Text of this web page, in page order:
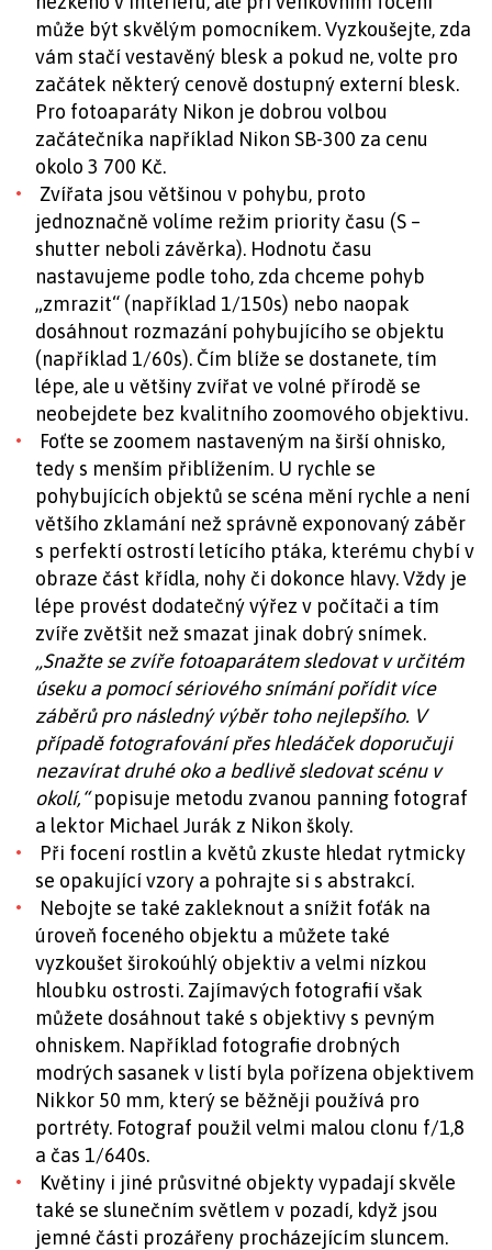
může být skvělým pomocníkem. Vyzkoušejte, zda
vám stačí vestavěný blesk a pokud ne, volte pro
začátek některý cenově dostupný externí blesk.
Pro fotoaparáty Nikon je dobrou volbou
začátečníka například Nikon SB-300 za cenu
okolo 3 700 Kč.
Zvířata jsou většinou v pohybu, proto
jednoznačně volíme režim priority času (S –
shutter neboli závěrka). Hodnotu času
nastavujeme podle toho, zda chceme pohyb
„zmrazit“ (například 1/150s) nebo naopak
dosáhnout rozmazání pohybujícího se objektu
(například 1/60s). Čím blíže se dostanete, tím
lépe, ale u většiny zvířat ve volné přírodě se
neobejdete bez kvalitního zoomového objektivu.
Foťte se zoomem nastaveným na širší ohnisko,
tedy s menším přiblížením. U rychle se
pohybujících objektů se scéna mění rychle a není
většího zklamání než správně exponovaný záběr
s perfektí ostrostí letícího ptáka, kterému chybí v
obraze část křídla, nohy či dokonce hlavy. Vždy je
lépe provést dodatečný výřez v počítači a tím
zvíře zvětšit než smazat jinak dobrý snímek.
„Snažte se zvíře fotoaparátem sledovat v určitém
úseku a pomocí sériového snímání pořídit více
záběrů pro následný výběr toho nejlepšího. V
případě fotografování přes hledáček doporučuji
nezavírat druhé oko a bedlivě sledovat scénu v
okolí,“popisuje metodu zvanou panning fotograf
a lektor Michael Jurák z Nikon školy.
Při focení rostlin a květů zkuste hledat rytmicky
se opakující vzory a pohrajte si s abstrakcí.
Nebojte se také zakleknout a snížit foťák na
úroveň foceného objektu a můžete také
vyzkoušet širokoúhlý objektiv a velmi nízkou
hloubku ostrosti. Zajímavých fotografií však
můžete dosáhnout také s objektivy s pevným
ohniskem. Například fotografie drobných
modrých sasanek v listí byla pořízena objektivem
Nikkor 50 mm, který se běžněji používá pro
portréty. Fotograf použil velmi malou clonu f/1,8
a čas 1/640s.
Květiny i jiné průsvitné objekty vypadají skvěle
také se slunečním světlem v pozadí, když jsou
jemné části prozářeny procházejícím sluncem.